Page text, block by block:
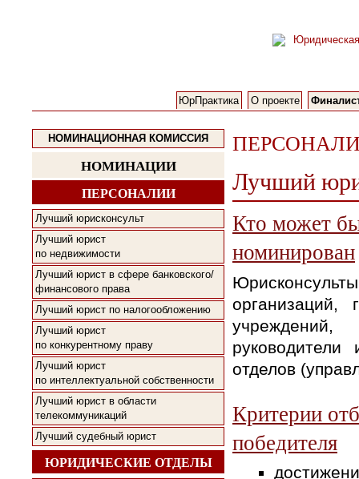
ЮрПрактика О проекте
НОМИНАЦИОННАЯ КОМИССИЯ
НОМИНАЦИИ
ПЕРСОНАЛИИ
Лучший юрисконсульт
Лучший юрист
по недвижимости
Лучший юрист в сфере банковского/
финансового права
Лучший юрист по налогообложению
Лучший юрист
по конкурентному праву
Лучший юрист
по интеллектуальной собственности
Лучший юрист в области
телекоммуникаций
Лучший судебный юрист
ЮРИДИЧЕСКИЕ ОТДЕЛЫ
Лучший
Кто может
номинирован
организаций,
руководители
отделов
Критерии
победителя